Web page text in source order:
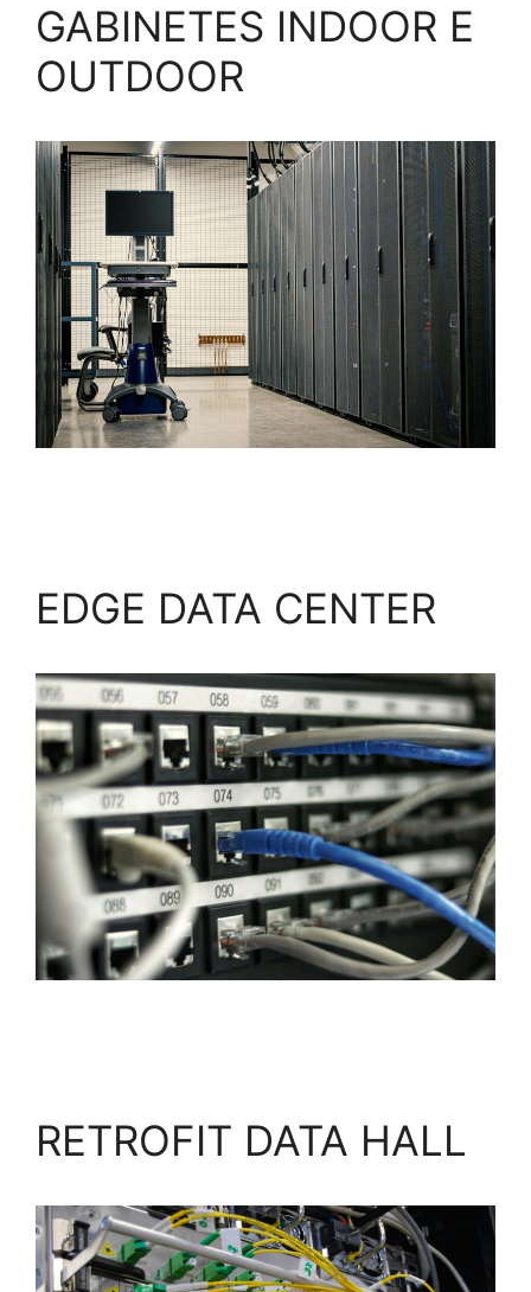
GABINETES INDOOR E
OUTDOOR
EDGE DATA CENTER
RETROFIT DATA HALL